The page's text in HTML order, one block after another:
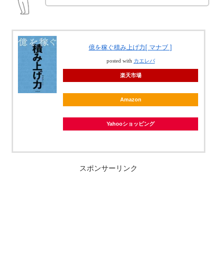
億を稼ぐ積み上げ力[ マナブ ]
posted with カエレバ
楽天市場
Amazon
Yahooショッピング
スポンサーリンク